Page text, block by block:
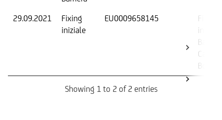
29.09.2021
Fixing
iniziale
EU0009658145
Fixing
Cap
Bonus
Showing 1 to 2 of 2 entries